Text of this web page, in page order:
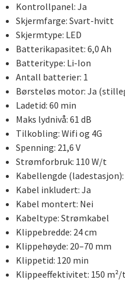
Kontrollpanel: Ja
Skjermfarge: Svart-hvitt
Skjermtype: LED
Batterikapasitet: 6,0 Ah
Batteritype: Li-Ion
Antall batterier: 1
Børsteløs motor: Ja
Ladetid: 60 min
Maks lydnivå: 61 dB
Tilkobling: Wifi og 4G
Spenning: 21,6 V
Strømforbruk: 110 W/t
Kabellengde (ladestasjon):
Kabel inkludert: Ja
Kabel montert: Nei
Kabeltype: Strømkabel
Klippebredde: 24 cm
Klippehøyde: 20–70 mm
Klippetid: 120 min
Klippeeffektivitet: 150